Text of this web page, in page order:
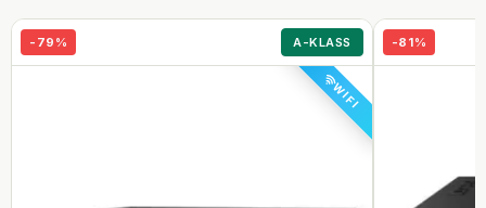
- 79 % A-KLASS
WIFI
-81%